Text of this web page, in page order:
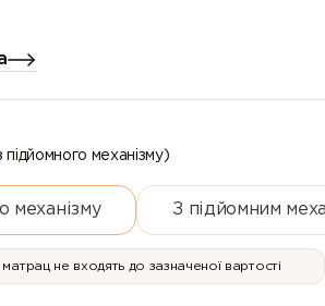
механізму)
механізму З підйомним
не входять до зазначеної вартості